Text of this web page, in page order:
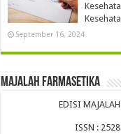
September 16, 2024
Majalah Farmasetika
EDISI MAJALAH
ISSN :